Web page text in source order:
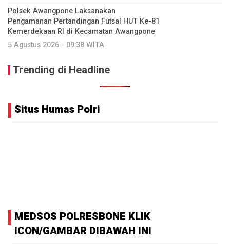
Polsek Awangpone Laksanakan
Pengamanan Pertandingan Futsal HUT Ke-81
Kemerdekaan RI di Kecamatan Awangpone
5 Agustus 2026 - 09:38 WITA
Trending di Headline
Situs Humas Polri
MEDSOS POLRESBONE KLIK
ICON/GAMBAR DIBAWAH INI